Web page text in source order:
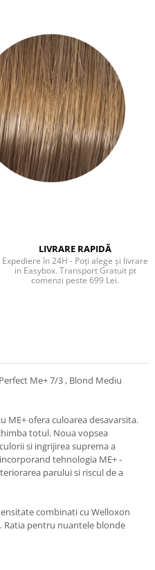
LIVRARE RAPIDĂ
Expediere în 24H - Poți alege și livrare
in Easybox. Transport Gratuit pt
comenzi peste 699 Lei.
Me+ 7/3 , Blond Mediu
ME+ ofera culoarea desavarsita.
totul. Noua vopsea
si ingrijirea suprema a
tehnologia ME+ -
parului si riscul de a
combinati cu Welloxon
Ratia pentru nuantele blonde